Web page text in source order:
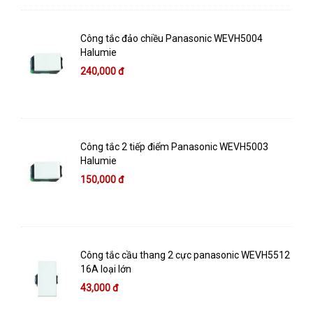
Công tắc đảo chiều Panasonic WEVH5004
Halumie
240,000 đ
Công tắc 2 tiếp điểm Panasonic WEVH5003
Halumie
150,000 đ
Công tắc cầu thang 2 cực panasonic WEVH5512
16A loại lớn
43,000 đ